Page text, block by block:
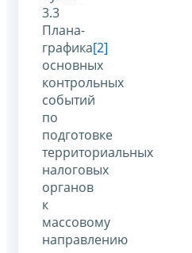
3.3
Плана-
графика[2]
основных
контрольных
событий
по
подготовке
территориальных
налоговых
органов
к
массовому
направлению